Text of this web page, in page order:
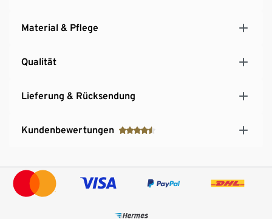
Material & Pflege
Qualität
Lieferung & Rücksendung
Kundenbewertungen